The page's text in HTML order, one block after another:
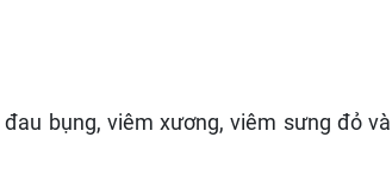
bụng, viêm xương, viêm sưng đỏ và